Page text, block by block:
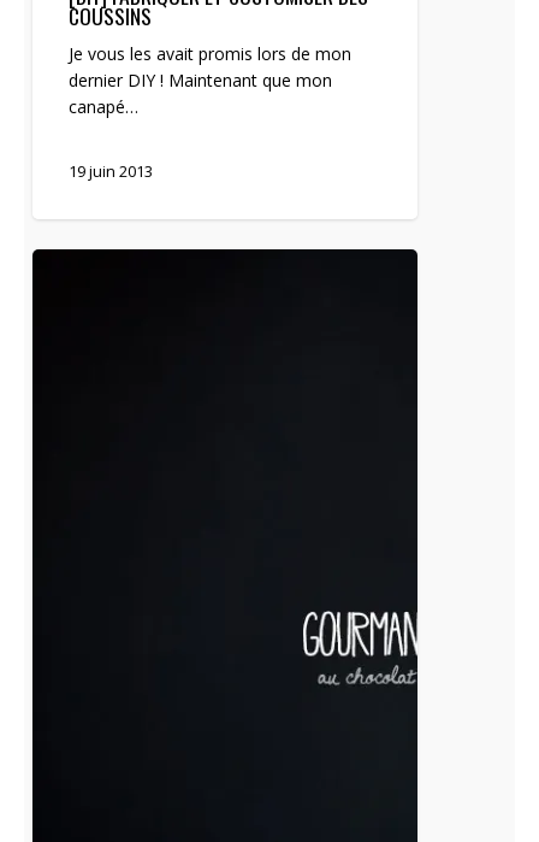
COUSSINS
Je vous les avait promis lors de mon
dernier DIY ! Maintenant que mon
canapé…
19 juin 2013
Gourmandise